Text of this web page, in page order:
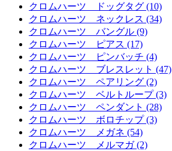
クロムハーツ ドッグタグ (10)
クロムハーツ ネックレス (34)
クロムハーツ バングル (9)
クロムハーツ ピアス (17)
クロムハーツ ピンバッチ (4)
クロムハーツ ブレスレット (47)
クロムハーツ ペアリング (2)
クロムハーツ ベルトループ (3)
クロムハーツ ペンダント (28)
クロムハーツ ボロチップ (3)
クロムハーツ メガネ (54)
クロムハーツ メルマガ (2)